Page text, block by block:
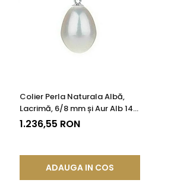
Colier Perla Naturala Albă,
Lacrimă, 6/8 mm și Aur Alb 14K
(aur 585) | KASKADDA®
1.236,55 RON
ADAUGA IN COS